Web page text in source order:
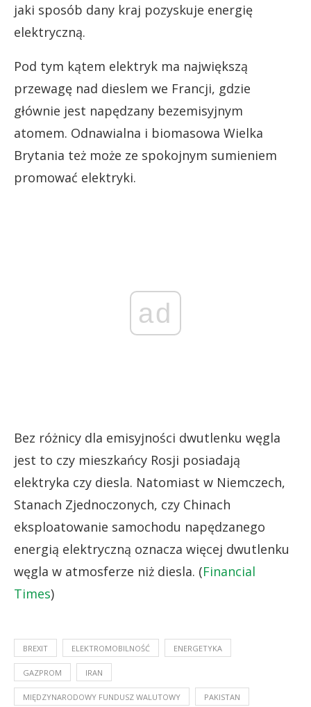
jaki sposób dany kraj pozyskuje energię
elektryczną.
Pod tym kątem elektryk ma największą
przewagę nad dieslem we Francji, gdzie
głównie jest napędzany bezemisyjnym
atomem. Odnawialna i biomasowa Wielka
Brytania też może ze spokojnym sumieniem
promować elektryki.
ad
Bez różnicy dla emisyjności dwutlenku węgla
jest to czy mieszkańcy Rosji posiadają
elektryka czy diesla. Natomiast w Niemczech,
Stanach Zjednoczonych, czy Chinach
eksploatowanie samochodu napędzanego
energią elektryczną oznacza więcej dwutlenku
węgla w atmosferze niż diesla. (Financial
Times)
BREXIT ELEKTROMOBILNOŚĆ ENERGETYKA
GAZPROM IRAN
MIĘDZYNARODOWY FUNDUSZ WALUTOWY PAKISTAN